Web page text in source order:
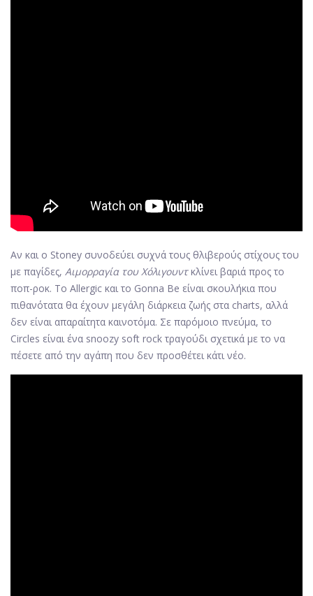
Αν και ο Stoney συνοδεύει συχνά τους θλιβερούς στίχους του
με παγίδες, Αιμορραγία του Χόλιγουντκλίνει βαριά προς το
ποπ-ροκ. Το Allergic και το Gonna Be είναι σκουλήκια που
πιθανότατα θα έχουν μεγάλη διάρκεια ζωής στα charts, αλλά
δεν είναι απαραίτητα καινοτόμα. Σε παρόμοιο πνεύμα, το
Circles είναι ένα snoozy soft rock τραγούδι σχετικά με το να
πέσετε από την αγάπη που δεν προσθέτει κάτι νέο.